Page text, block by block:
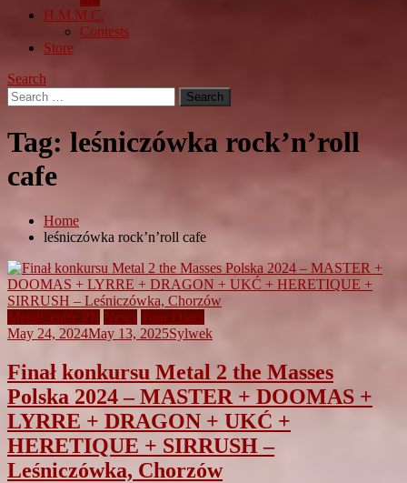
H.M.M.C.
Contests
Store
Search
Search
for:
Tag: leśniczówka rock’n’roll
cafe
Home
leśniczówka rock’n’roll cafe
MetalCentre PR News Tour Dates
May 24, 2024May 13, 2025Sylwek
Finał konkursu Metal 2 the Masses
Polska 2024 – MASTER + DOOMAS +
LYRRE + DRAGON + UKĆ +
HERETIQUE + SIRRUSH –
Leśniczówka, Chorzów